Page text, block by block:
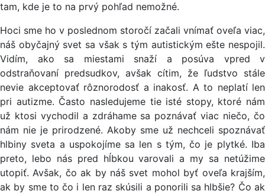
tam, kde je to na prvý pohľad nemožné.
Hoci sme ho v poslednom storočí začali vnímať oveľa viac,
náš obyčajný svet sa však s tým autistickým ešte nespojil.
Vidím, ako sa miestami snaží a posúva vpred v
odstraňovaní predsudkov, avšak cítim, že ľudstvo stále
nevie akceptovať rôznorodosť a inakosť. A to neplatí len
pri autizme. Často nasledujeme tie isté stopy, ktoré nám
už ktosi vychodil a zdráhame sa poznávať viac niečo, čo
nám nie je prirodzené. Akoby sme už nechceli spoznávať
hlbiny sveta a uspokojíme sa len s tým, čo je plytké. Iba
preto, lebo nás pred hĺbkou varovali a my sa netúžime
utopiť. Avšak, čo ak by náš svet mohol byť oveľa krajším,
ak by sme to čo i len raz skúsili a ponorili sa hlbšie? Čo ak